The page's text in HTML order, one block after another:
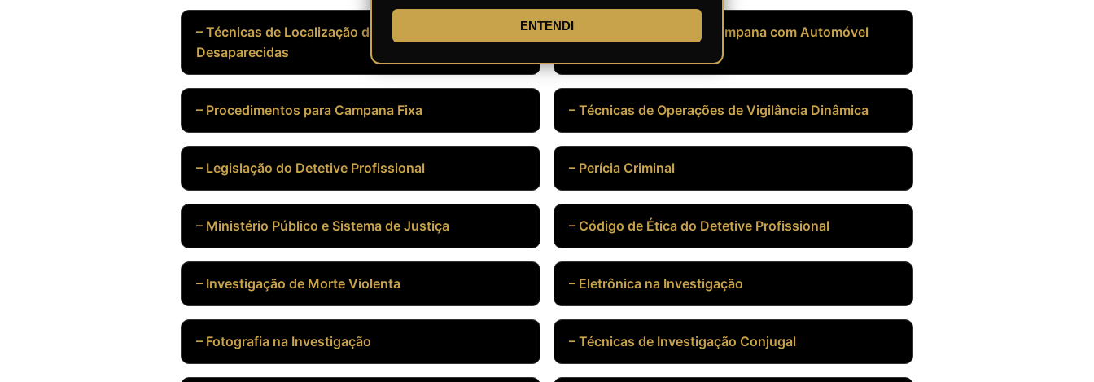
ENTENDI
– Técnicas de Localização de Pessoas
Desaparecidas
– Procedimentos para Campana com Automóvel
– Procedimentos para Campana Fixa – Técnicas de Operações de Vigilância Dinâmica
– Legislação do Detetive Profissional – Perícia Criminal
– Ministério Público e Sistema de Justiça – Código de Ética do Detetive Profissional
– Investigação de Morte Violenta – Eletrônica na Investigação
– Fotografia na Investigação – Técnicas de Investigação Conjugal